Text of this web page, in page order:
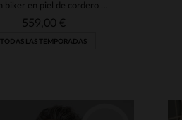
Blusón biker en piel de cordero negro, corte regular y versátil.
559,00 €
TODAS LAS TEMPORADAS